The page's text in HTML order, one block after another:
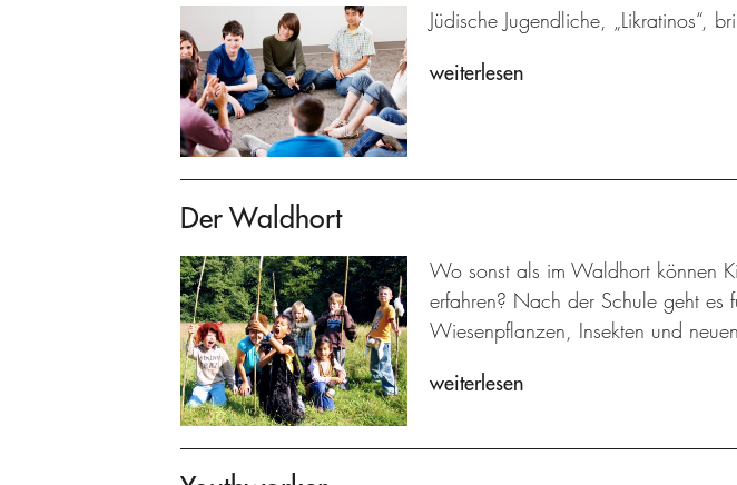
Jüdische Jugendliche, „Likratinos“,
weiterlesen
Der Waldhort
Wo sonst als im Waldhort können
erfahren? Nach der Schule geht es
Wiesenpflanzen, Insekten und
weiterlesen